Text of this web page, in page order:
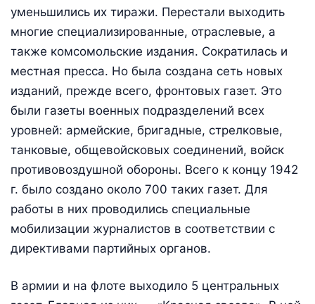
уменьшились их тиражи. Перестали выходить
многие специализированные, отраслевые, а
также комсомольские издания. Сократилась и
местная пресса. Но была создана сеть новых
изданий, прежде всего, фронтовых газет. Это
были газеты военных подразделений всех
уровней: армейские, бригадные, стрелковые,
танковые, общевойсковых соединений, войск
противовоздушной обороны. Всего к концу 1942
г. было создано около 700 таких газет. Для
работы в них проводились специальные
мобилизации журналистов в соответствии с
директивами партийных органов.
В армии и на флоте выходило 5 центральных